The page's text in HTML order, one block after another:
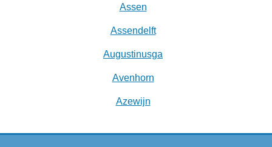
Assen
Assendelft
Augustinusga
Avenhorn
Azewijn